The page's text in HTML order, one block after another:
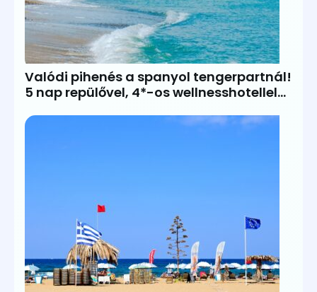
Valódi pihenés a spanyol tengerpartnál!
5 nap repülővel, 4*-os wellnesshotellel